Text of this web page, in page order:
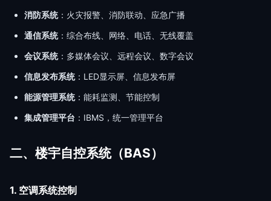
消防系统：火灾报警、消防联动、应急广播
通信系统：综合布线、网络、电话、无线覆盖
会议系统：多媒体会议、远程会议、数字会议
信息发布系统：LED显示屏、信息发布屏
能源管理系统：能耗监测、节能控制
集成管理平台 ：IBMS，统一管理平台
二、楼宇自控系统（BAS）
1. 空调系统控制